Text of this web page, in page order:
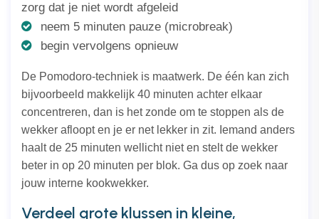
zorg dat je niet wordt afgeleid
neem 5 minuten pauze (microbreak)
begin vervolgens opnieuw
De Pomodoro-techniek is maatwerk. De één kan zich
bijvoorbeeld makkelijk 40 minuten achter elkaar
concentreren, dan is het zonde om te stoppen als de
wekker afloopt en je er net lekker in zit. Iemand anders
haalt de 25 minuten wellicht niet en stelt de wekker
beter in op 20 minuten per blok. Ga dus op zoek naar
jouw interne kookwekker.
Verdeel grote klussen in kleine,